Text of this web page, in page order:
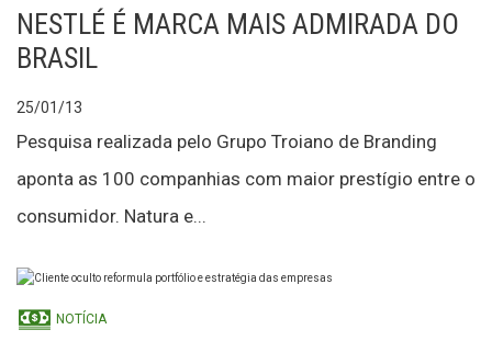
NESTLÉ É MARCA MAIS ADMIRADA DO
BRASIL
25/01/13
Pesquisa realizada pelo Grupo Troiano de Branding
aponta as 100 companhias com maior prestígio entre o
consumidor. Natura e...
NOTÍCIA